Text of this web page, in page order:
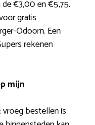
€3,00 en €5,75.
gratis
Odoorn. Een
rekenen
mijn
vroeg bestellen is